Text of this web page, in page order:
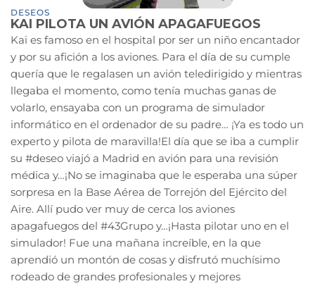
DESEOS
KAI PILOTA UN AVIÓN APAGAFUEGOS
Kai es famoso en el hospital por ser un niño encantador
y por su afición a los aviones. Para el día de su cumple
quería que le regalasen un avión teledirigido y mientras
llegaba el momento, como tenía muchas ganas de
volarlo, ensayaba con un programa de simulador
informático en el ordenador de su padre… ¡Ya es todo un
experto y pilota de maravilla!El día que se iba a cumplir
su #deseo viajó a Madrid en avión para una revisión
médica y…¡No se imaginaba que le esperaba una súper
sorpresa en la Base Aérea de Torrejón del Ejército del
Aire. Allí pudo ver muy de cerca los aviones
apagafuegos del #43Grupo y…¡Hasta pilotar uno en el
simulador! Fue una mañana increíble, en la que
aprendió un montón de cosas y disfrutó muchísimo
rodeado de grandes profesionales y mejores